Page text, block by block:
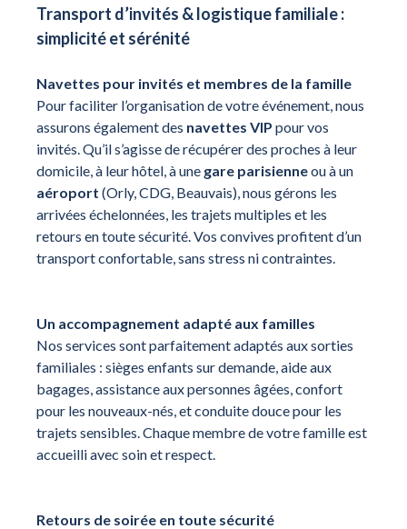
Transport d’invités & logistique familiale :
simplicité et sérénité
Navettes pour invités et membres de la famille
Pour faciliter l’organisation de votre événement, nous
assurons également des navettes VIP pour vos
invités. Qu’il s’agisse de récupérer des proches à leur
domicile, à leur hôtel, à une gare parisienneou à un
aéroport (Orly, CDG, Beauvais), nous gérons les
arrivées échelonnées, les trajets multiples et les
retours en toute sécurité. Vos convives profitent d’un
transport confortable, sans stress ni contraintes.
Un accompagnement adapté aux familles
Nos services sont parfaitement adaptés aux sorties
familiales : sièges enfants sur demande, aide aux
bagages, assistance aux personnes âgées, confort
pour les nouveaux-nés, et conduite douce pour les
trajets sensibles. Chaque membre de votre famille est
accueilli avec soin et respect.
Retours de soirée en toute sécurité